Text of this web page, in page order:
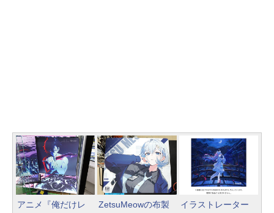
アニメ『俺だけレ
ZetsuMeowの布製
イラストレーター